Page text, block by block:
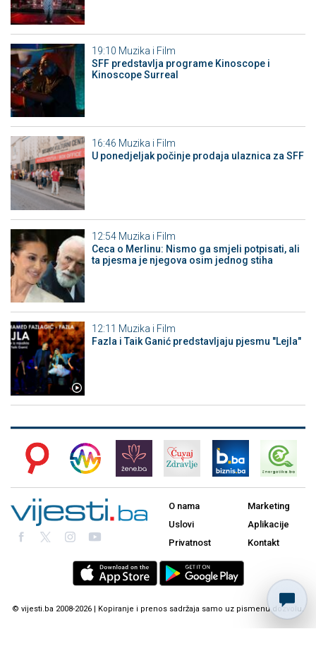
19:10 Muzika i Film
SFF predstavlja programe Kinoscope i
Kinoscope Surreal
16:46 Muzika i Film
U ponedjeljak počinje prodaja ulaznica za SFF
12:54 Muzika i Film
Ceca o Merlinu: Nismo ga smjeli potpisati, ali
ta pjesma je njegova osim jednog stiha
12:11 Muzika i Film
Fazla i Taik Ganić predstavljaju pjesmu "Lejla"
O nama
Uslovi
Privatnost
Marketing
Aplikacije
Kontakt
© vijesti.ba 2008-2026 | Kopiranje i prenos sadržaja samo uz pismenu dozvolu.